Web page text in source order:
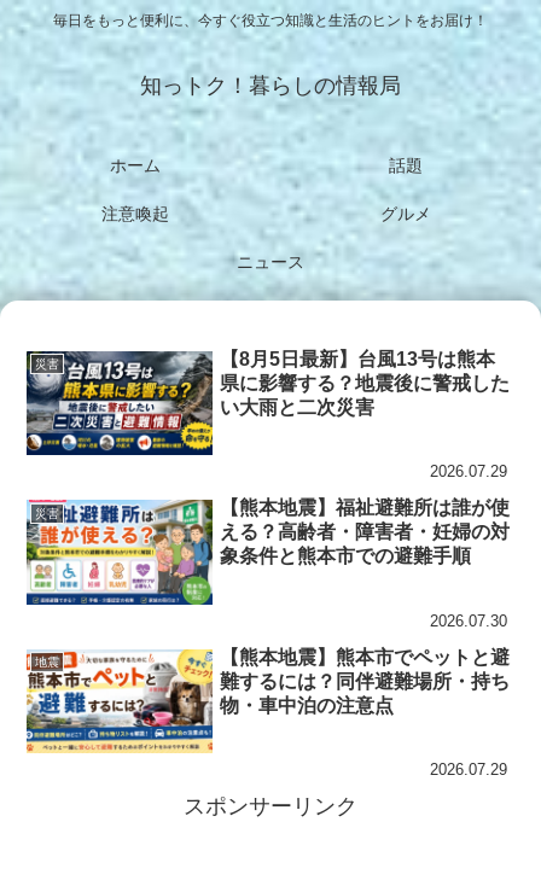
毎日をもっと便利に、今すぐ役立つ知識と生活のヒントをお届け！
知っトク！暮らしの情報局
ホーム 話題
注意喚起 グルメ
ニュース
災害
【8月5日最新】台風13号は熊本
県に影響する？地震後に警戒した
い大雨と二次災害
2026.07.29
災害
【熊本地震】福祉避難所は誰が使
える？高齢者・障害者・妊婦の対
象条件と熊本市での避難手順
2026.07.30
地震
【熊本地震】熊本市でペットと避
難するには？同伴避難場所・持ち
物・車中泊の注意点
2026.07.29
スポンサーリンク